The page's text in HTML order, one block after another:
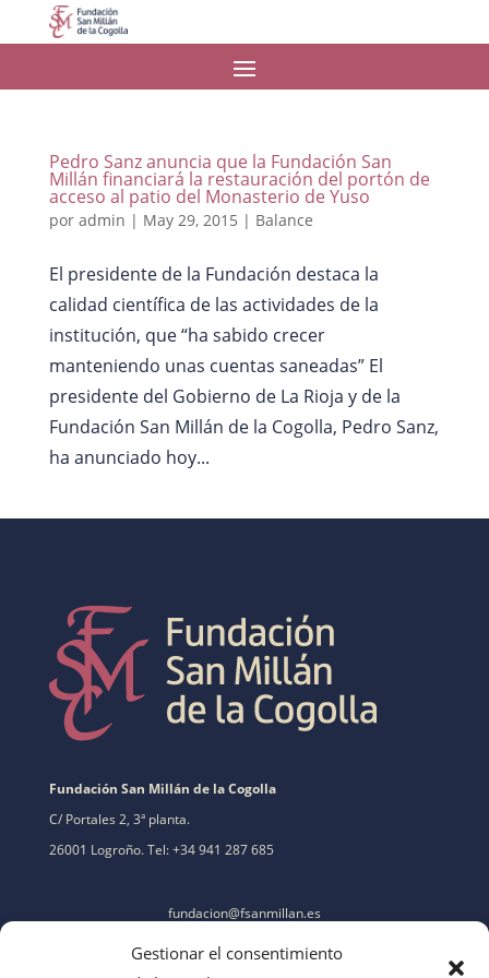
Gestionar el consentimiento
Pedro Sanz anuncia que la Fundación San
Millán financiará la restauración del portón de
acceso al patio del Monasterio de Yuso
por admin | May 29, 2015 | Balance
El presidente de la Fundación destaca la
calidad científica de las actividades de la
institución, que “ha sabido crecer
manteniendo unas cuentas saneadas” El
presidente del Gobierno de La Rioja y de la
Fundación San Millán de la Cogolla, Pedro Sanz,
ha anunciado hoy...
Fundación San Millán de la Cogolla
C/ Portales 2, 3ª planta.
26001 Logroño. Tel: +34 941 287 685
fundacion@fsanmillan.es